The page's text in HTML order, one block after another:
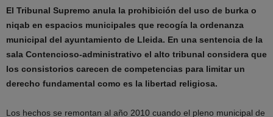
El Tribunal Supremo anula la prohibición del uso de burka o
niqab en espacios municipales que recogía la ordenanza
municipal del ayuntamiento de Lleida. En una sentencia de la
sala Contencioso-administrativo el alto tribunal considera que
los consistorios carecen de competencias para limitar un
derecho fundamental como es la libertad religiosa.
Los hechos se remontan al año 2010 cuando el pleno municipal de